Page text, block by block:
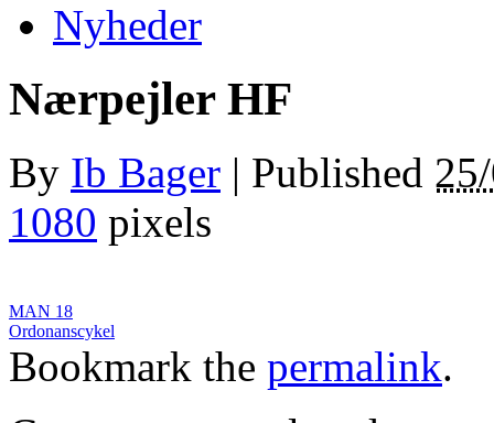
Nyheder
Nærpejler HF
By Ib Bager | Published
1080 pixels
MAN 18
Ordonanscykel
Bookmark the permalink.